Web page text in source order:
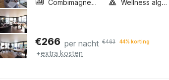
Combimagnetron
Wellness algemeen
€266 per nacht €463 44% korting
+extra kosten